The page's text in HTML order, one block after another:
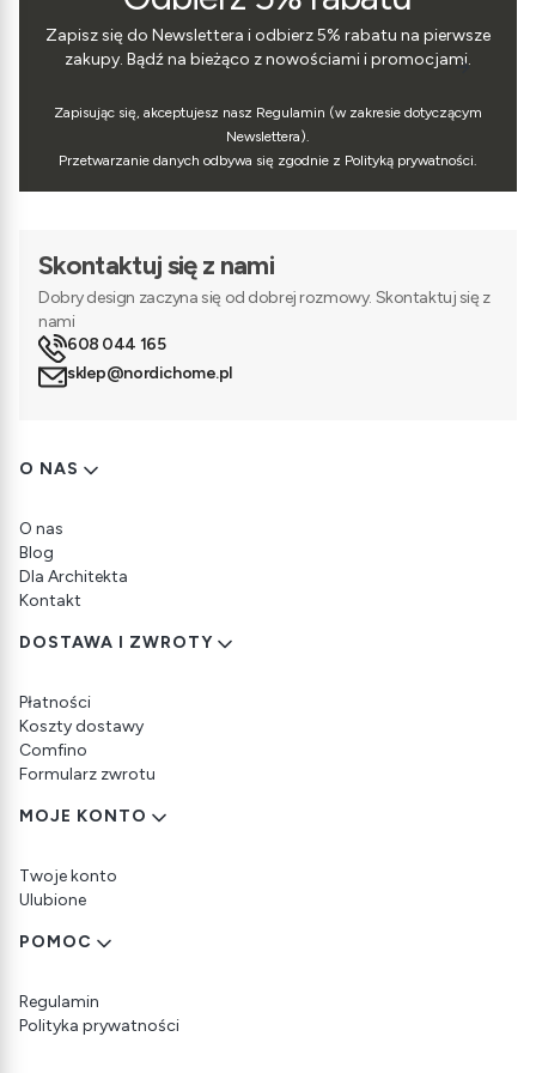
Zapisz się do Newslettera i odbierz 5% rabatu na pierwsze
zakupy. Bądź na bieżąco z nowościami i promocjami.
Zapisując się, akceptujesz nasz Regulamin (w zakresie dotyczącym
Newslettera).
Przetwarzanie danych odbywa się zgodnie z Polityką prywatności.
Skontaktuj się z nami
Dobry design zaczyna się od dobrej rozmowy. Skontaktuj się z
nami
608 044 165
sklep@nordichome.pl
Linki w stopce
O NAS
O nas
Blog
Dla Architekta
Kontakt
DOSTAWA I ZWROTY
Płatności
Koszty dostawy
Comfino
Formularz zwrotu
MOJE KONTO
Twoje konto
Ulubione
POMOC
Regulamin
Polityka prywatności